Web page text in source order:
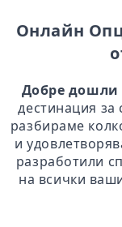
Онлайн
Добре дошли
дестинация за
разбираме
и
разработили
на всички